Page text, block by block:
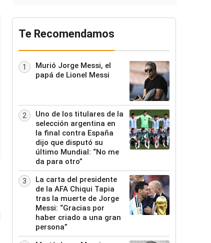
Te Recomendamos
1
Murió Jorge Messi, el
papá de Lionel Messi
2
Uno de los titulares de la
selección argentina en
la final contra España
dijo que disputó su
último Mundial: “No me
da para otro”
3
La carta del presidente
de la AFA Chiqui Tapia
tras la muerte de Jorge
Messi: “Gracias por
haber criado a una gran
persona”